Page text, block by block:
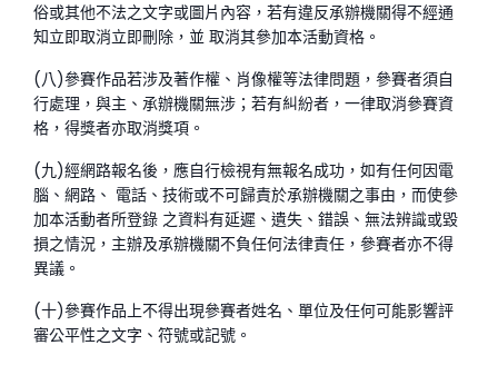
俗或其他不法之文字或圖片內容，若有違反承辦機關得不經通
知立即取消立即刪除，並 取消其參加本活動資格。
(八)參賽作品若涉及著作權、肖像權等法律問題，參賽者須自
行處理，與主、承辦機關無涉；若有糾紛者，一律取消參賽資
格，得獎者亦取消獎項。
(九)經網路報名後，應自行檢視有無報名成功，如有任何因電
腦、網路、 電話、技術或不可歸責於承辦機關之事由，而使參
加本活動者所登錄 之資料有延遲、遺失、錯誤、無法辨識或毀
損之情況，主辦及承辦機關不負任何法律責任，參賽者亦不得
異議。
(十)參賽作品上不得出現參賽者姓名、單位及任何可能影響評
審公平性之文字、符號或記號。